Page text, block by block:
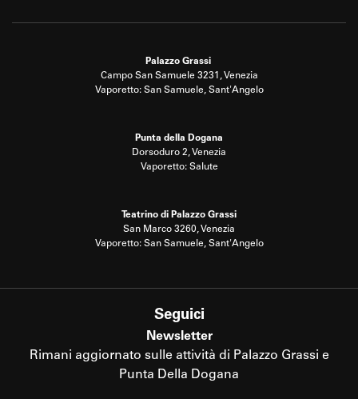
Palazzo Grassi
Campo San Samuele 3231, Venezia
Vaporetto: San Samuele, Sant'Angelo
Punta della Dogana
Dorsoduro 2, Venezia
Vaporetto: Salute
Teatrino di Palazzo Grassi
San Marco 3260, Venezia
Vaporetto: San Samuele, Sant'Angelo
Seguici
Newsletter
Rimani aggiornato sulle attività di Palazzo Grassi e
Punta Della Dogana